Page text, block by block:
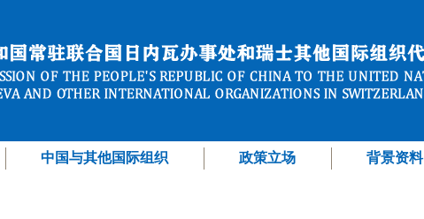
中国与其他国际组织 政策立场 背景资料